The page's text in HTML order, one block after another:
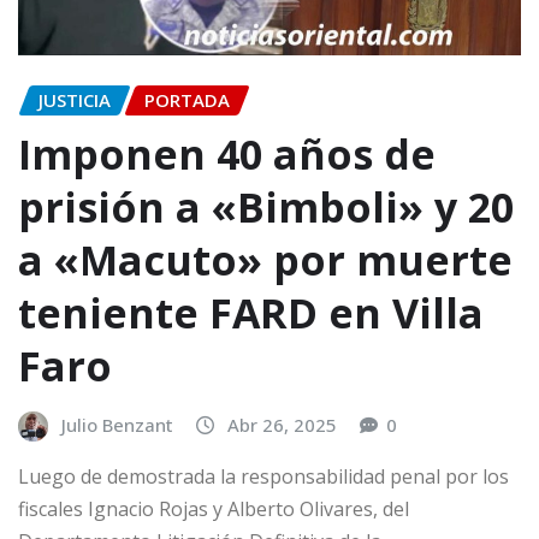
JUSTICIA PORTADA
Imponen 40 años de
prisión a «Bimboli» y 20
a «Macuto» por muerte
teniente FARD en Villa
Faro
Julio Benzant Abr 26, 2025 0
Luego de demostrada la responsabilidad penal por los
fiscales Ignacio Rojas y Alberto Olivares, del